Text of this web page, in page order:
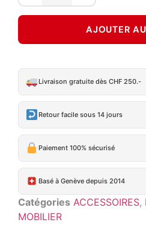
AJOUTER
Livraison gratuite dès CHF 250.-
Retour facile sous 14 jours
Paiement 100% sécurisé
Basé à Genève depuis 2014
Catégories ACCESSOIRES,
MOBILIER